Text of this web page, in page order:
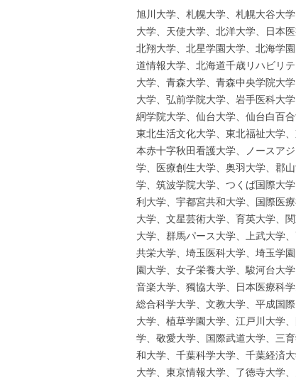
旭川大学、札幌大学、札幌大谷大
大学、天使大学、北洋大学、日本
北翔大学、北星学園大学、北海学
道情報大学、北海道千歳リハビリ
大学、青森大学、青森中央学院大
大学、弘前学院大学、岩手医科大
絅学院大学、仙台大学、仙台白百
東北生活文化大学、東北福祉大学
本赤十字秋田看護大学、ノースア
学、医療創生大学、奥羽大学、郡
学、筑波学院大学、つくば国際大
利大学、宇都宮共和大学、国際医
大学、文星芸術大学、育英大学、
大学、群馬パース大学、上武大学
共栄大学、埼玉医科大学、埼玉学
園大学、女子栄養大学、駿河台大
音楽大学、獨協大学、日本医療科
総合科学大学、文教大学、平成国
大学、植草学園大学、江戸川大学
学、敬愛大学、国際武道大学、三
和大学、千葉科学大学、千葉経済
大学、東京情報大学、了徳寺大学